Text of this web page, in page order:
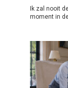
Ik zal nooit
moment in